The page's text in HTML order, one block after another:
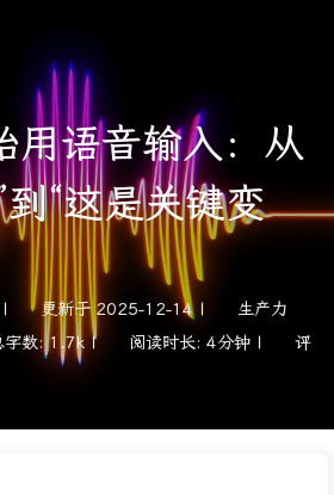
用语音输入：从
到“这是关键变
| 更新于 2025-12-14 |
生产力
字数: 1.7k | 阅读时长: 4分钟 |
评